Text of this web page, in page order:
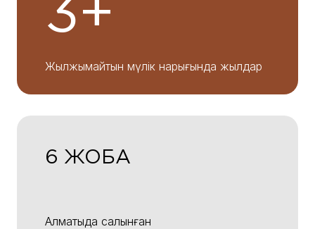
Жылжымайтын мүлік нарығында жылдар
6 ЖОБА
Алматыда салынған